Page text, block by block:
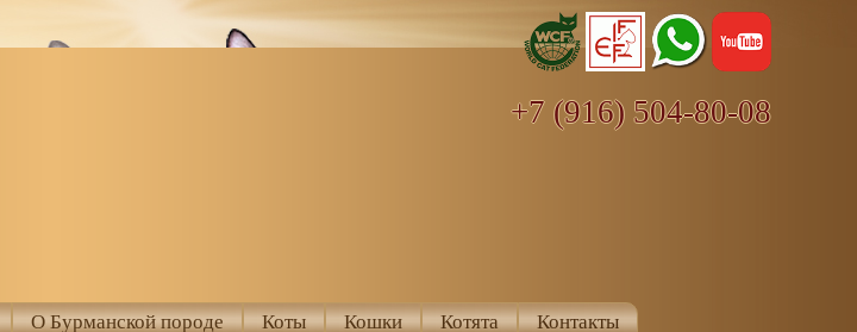
+7 (916) 504-80-08
О Бурманской породе Коты Кошки Котята Контакты